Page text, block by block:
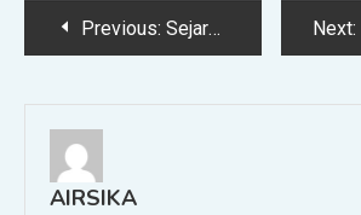
PostPrevious: Sejarah Perang Mu’tah: Sebab Terjadi, Jalannya Pertempuran, dan Kemenangan Kaum Muslimin Next:
AIRSIKA